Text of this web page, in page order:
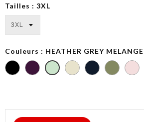
Tailles : 3XL
Couleurs : HEATHER GREY MELANGE